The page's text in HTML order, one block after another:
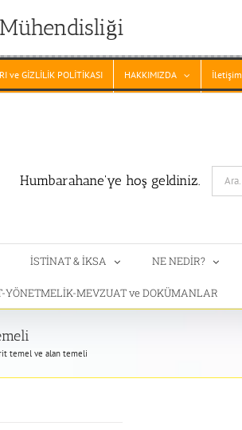
ve GİZLİLİK POLİTİKASI HAKKIMIZDA İletişim
Humbarahane'ye hoş geldiniz.
Search
for:
İSTİNAT & İKSA NE NEDİR?
YÖNETMELİK-MEVZUAT ve DOKÜMANLAR
temel ve alan temeli